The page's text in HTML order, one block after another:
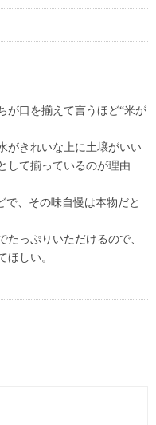
口を揃えて言うほど“米が
がきれいな上に土壌がいい
して揃っているのが理由
、その味自慢は本物だと
っぷりいただけるので、
ほしい。